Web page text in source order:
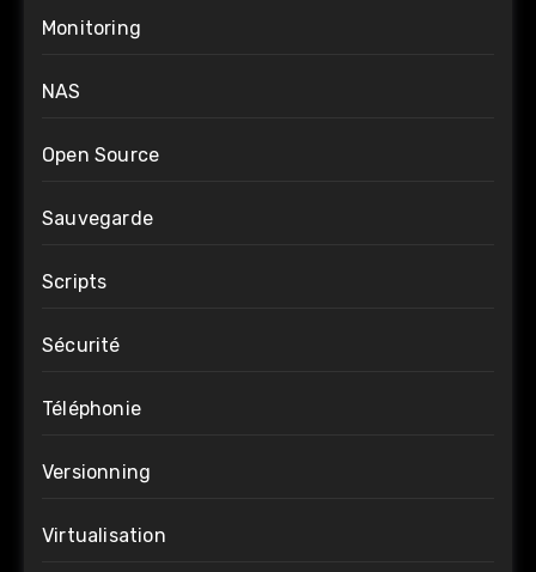
Monitoring
NAS
Open Source
Sauvegarde
Scripts
Sécurité
Téléphonie
Versionning
Virtualisation